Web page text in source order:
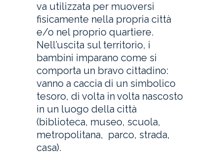
va utilizzata per muoversi
fisicamente nella propria città
e/o nel proprio quartiere.
Nell’uscita sul territorio, i
bambini imparano come si
comporta un bravo cittadino:
vanno a caccia di un simbolico
tesoro, di volta in volta nascosto
in un luogo della città
(biblioteca, museo, scuola,
metropolitana, parco, strada,
casa).